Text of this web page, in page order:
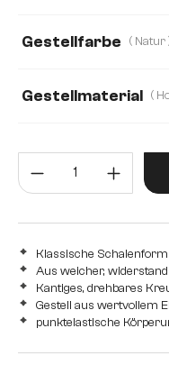
Strukturstoff Soft
Gestellfarbe (
Gestellmaterial
Metall
Klassische
Aus weicher,
Kantiges, drehbares
Gestell aus wertvollem
punktelastische